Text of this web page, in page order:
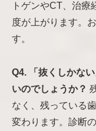
トゲンやCT、治
度が上がります。
す。
Q4. 「抜くしかな
いのでしょうか？
なく、残っている
変わります。診断